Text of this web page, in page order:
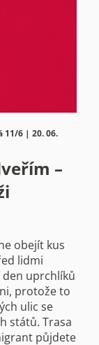
11/6 | 20. 06.
–
obejít kus
lidmi
uprchlíků
protože to
ulic se
států. Trasa
půjdete